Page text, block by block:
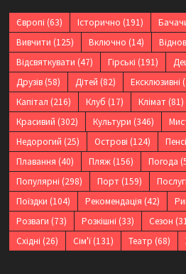
Європі (63) Історично (191)
Вивчити (125) Включно (14)
Відсвяткувати (47) Гірські (191)
Друзів(58) Дітей (82) Ексклюзивні
Капітал (216) Клуб (17) Клімат(81)
Красивий (302) Культури (346)
Недорогий (25) Острові (124)
Плавання (40) Пляж(156) Погода
Популярні (298) Порт(159)
Поїздки (104) Рекомендація (42)
Розваги (73) Розкішні (33) Сезон
Східні (26) Сім'ї(131) Театр (68)